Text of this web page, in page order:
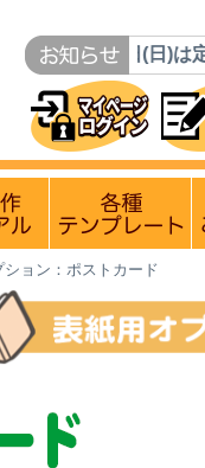
8月9日(日)は定休日で
ション：ポストカード